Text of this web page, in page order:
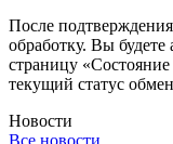
После
обработку. Вы
страницу «Состояние
текущий статус
Новости